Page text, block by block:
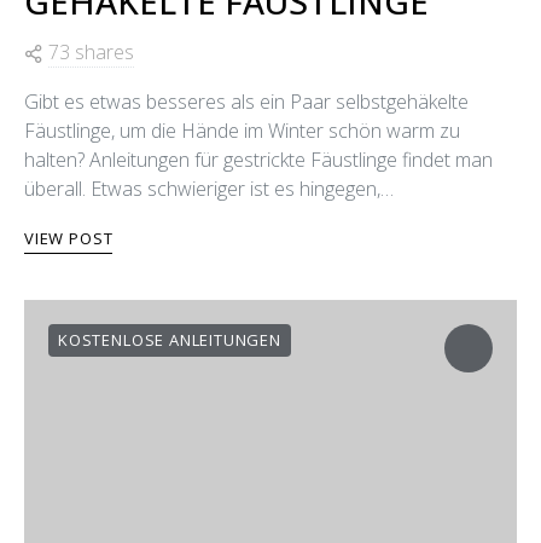
73 shares
Gibt es etwas besseres als ein Paar selbstgehäkelte
Fäustlinge, um die Hände im Winter schön warm zu
halten? Anleitungen für gestrickte Fäustlinge findet man
überall. Etwas schwieriger ist es hingegen,…
VIEW POST
KOSTENLOSE ANLEITUNGEN